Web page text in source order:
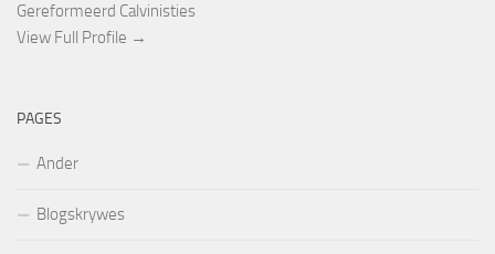
Gereformeerd Calvinisties
View Full Profile →
PAGES
Ander
Blogskrywes